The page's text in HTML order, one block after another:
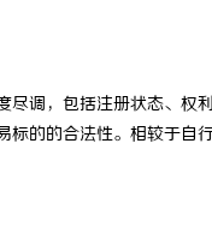
尽调，包括注册状态、
标的的合法性。相较于